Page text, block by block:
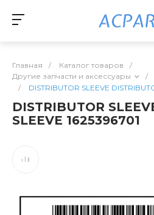
Главная / Каталог товаров
/
Другие запчасти и аксессуары
/
/
DISTRIBUTOR SLEEVE
DISTRIBUTOR
SLEEVE 1625396701